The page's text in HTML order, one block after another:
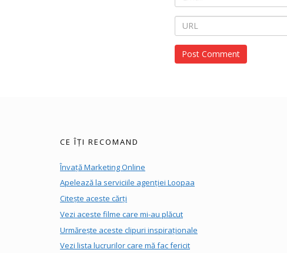
CE ÎȚI RECOMAND
Învață Marketing Online
Apelează la serviciile agenției Loopaa
Citește aceste cărți
Vezi aceste filme care mi-au plăcut
Urmărește aceste clipuri inspiraționale
Vezi lista lucrurilor care mă fac fericit